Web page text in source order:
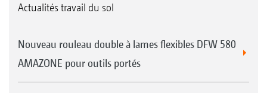
Actualités travail du sol
Nouveau rouleau double à lames flexibles DFW 580
AMAZONE pour outils portés